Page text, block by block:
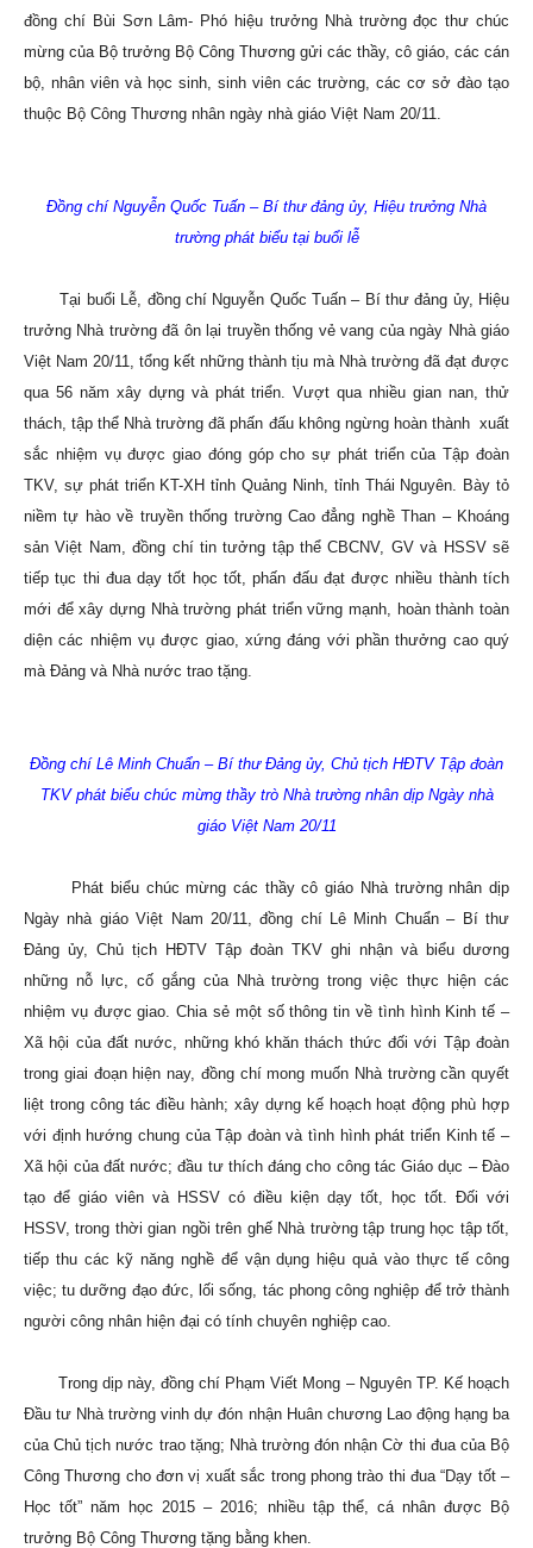
đồng chí Bùi Sơn Lâm- Phó hiệu trưởng Nhà trường đọc thư chúc
mừng của Bộ trưởng Bộ Công Thương gửi các thầy, cô giáo, các cán
bộ, nhân viên và học sinh, sinh viên các trường, các cơ sở đào tạo
thuộc Bộ Công Thương nhân ngày nhà giáo Việt Nam 20/11.
Đồng chí Nguyễn Quốc Tuấn – Bí thư đảng ủy, Hiệu trưởng Nhà
trường phát biểu tại buổi lễ
Tại buổi Lễ, đồng chí Nguyễn Quốc Tuấn – Bí thư đảng ủy, Hiệu
trưởng Nhà trường đã ôn lại truyền thống vẻ vang của ngày Nhà giáo
Việt Nam 20/11, tổng kết những thành tịu mà Nhà trường đã đạt được
qua 56 năm xây dựng và phát triển. Vượt qua nhiều gian nan, thử
thách, tập thể Nhà trường đã phấn đấu không ngừng hoàn thành xuất
sắc nhiệm vụ được giao đóng góp cho sự phát triển của Tập đoàn
TKV, sự phát triển KT-XH tỉnh Quảng Ninh, tỉnh Thái Nguyên. Bày tỏ
niềm tự hào về truyền thống trường Cao đẳng nghề Than – Khoáng
sản Việt Nam, đồng chí tin tưởng tập thể CBCNV, GVvà HSSV sẽ
tiếp tục thi đua dạy tốt học tốt, phấn đấu đạt được nhiều thành tích
mới để xây dựng Nhà trường phát triển vững mạnh, hoàn thành toàn
diện các nhiệm vụ được giao, xứng đáng với phần thưởng cao quý
mà Đảng và Nhà nước trao tặng.
Đồng chí Lê Minh Chuẩn – Bí thư Đảng ủy, Chủ tịch HĐTV Tập đoàn
TKV phát biểu chúc mừng thầy trò Nhà trường nhân dịp Ngày nhà
giáo Việt Nam 20/11
Phát biểu chúc mừng các thầy cô giáo Nhà trường nhân dịp
Ngày nhà giáo Việt Nam 20/11, đồng chí Lê Minh Chuẩn – Bí thư
Đảng ủy, Chủ tịch HĐTV Tập đoàn TKV ghi nhận và biểu dương
những nỗ lực, cố gắng của Nhà trường trong việc thực hiện các
nhiệm vụ được giao. Chia sẻ một số thông tin về tình hình Kinh tế –
Xã hội của đất nước, những khó khăn thách thức đối với Tập đoàn
trong giai đoạn hiện nay, đồng chí mong muốn Nhà trường cần quyết
liệt trong công tác điều hành; xây dựng kế hoạch hoạt động phù hợp
với định hướng chung của Tập đoàn và tình hình phát triển Kinh tế –
Xã hội của đất nước; đầu tư thích đáng cho công tác Giáo dục – Đào
tạo để giáo viên và HSSV có điều kiện dạy tốt, học tốt. Đối với
HSSV,trong thời gian ngồi trên ghế Nhà trường tập trung học tập tốt,
tiếp thu các kỹ năng nghề để vận dụng hiệu quả vào thực tế công
việc;tu dưỡng đạo đức, lối sống, tác phong công nghiệp để trở thành
người công nhân hiện đại có tính chuyên nghiệp cao.
Trong dịp này, đồng chí Phạm Viết Mong – Nguyên TP. Kế hoạch
Đầu tư Nhà trường vinh dự đón nhận Huân chương Lao động hạng ba
của Chủ tịch nước trao tặng; Nhà trường đón nhận Cờ thi đua của Bộ
Công Thương cho đơn vị xuất sắc trong phong trào thi đua “Dạy tốt –
Học tốt” năm học 2015 – 2016; nhiều tập thể, cá nhân được Bộ
trưởng Bộ Công Thương tặng bằng khen.